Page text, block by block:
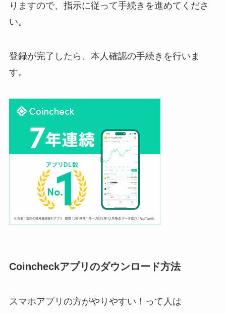
りますので、指示に従って手続きを進めてくださ
い。
登録が完了したら、本人確認の手続きを行いま
す。
Coincheckアプリのダウンロード方法
スマホアプリの方がやりやすい！って人は